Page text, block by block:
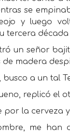
se
y luego
tercera
un señor
de madera
busco a un tal
replicó el
por la cerveza
me han